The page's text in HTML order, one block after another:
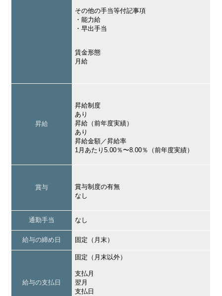
その他の手当等付記事項
・能力給
・早出手当
賃金形態
月給
昇給
昇給制度
あり
昇給（前年度実績）
あり
昇給金額／昇給率
1月あたり5.00％〜8.00％（前年度実績）
賞与
賞与制度の有無
なし
通勤手当 なし
給与の締め日 固定（月末）
給与の支払日
固定（月末以外）
支払月
翌月
支払日